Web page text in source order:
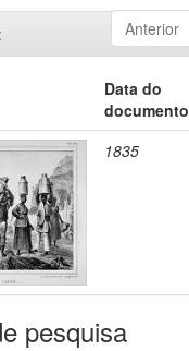
Anterior
Data do
documento
1835
pesquisa